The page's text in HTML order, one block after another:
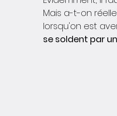
Mais a-t-on
lorsqu'on est
se soldent par